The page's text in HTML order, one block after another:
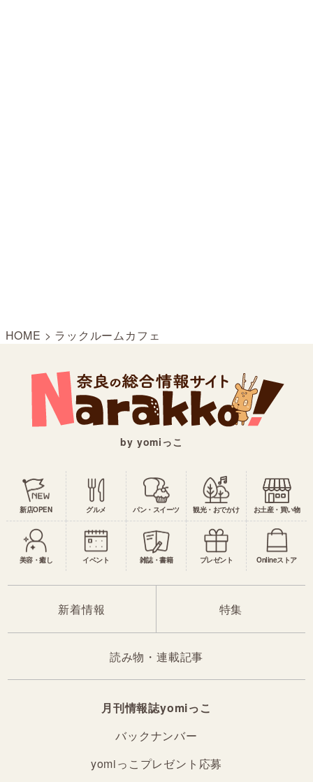
HOME > ラックルームカフェ
by yomiっこ
新店OPEN グルメ パン・スイーツ 観光・おでかけ お土産・買い物
美容・癒し イベント 雑誌・書籍 プレゼント Onlineストア
新着情報 特集
読み物・連載記事
月刊情報誌yomiっこ
バックナンバー
yomiっこプレゼント応募